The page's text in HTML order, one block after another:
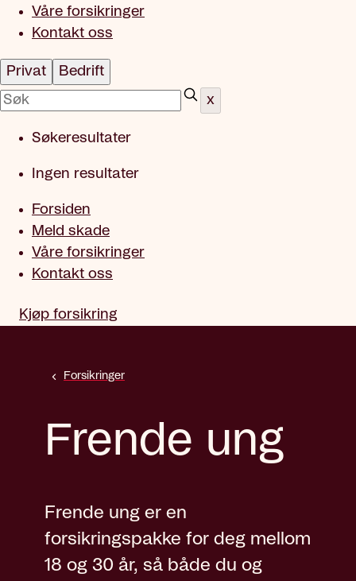
Våre forsikringer
Kontakt oss
Privat
Bedrift
x
Søkeresultater
Ingen resultater
Forsiden
Meld skade
Våre forsikringer
Kontakt oss
Kjøp forsikring
Forsikringer
Frende ung
Frende ung er en
forsikringspakke for deg mellom
18 og 30 år, så både du og